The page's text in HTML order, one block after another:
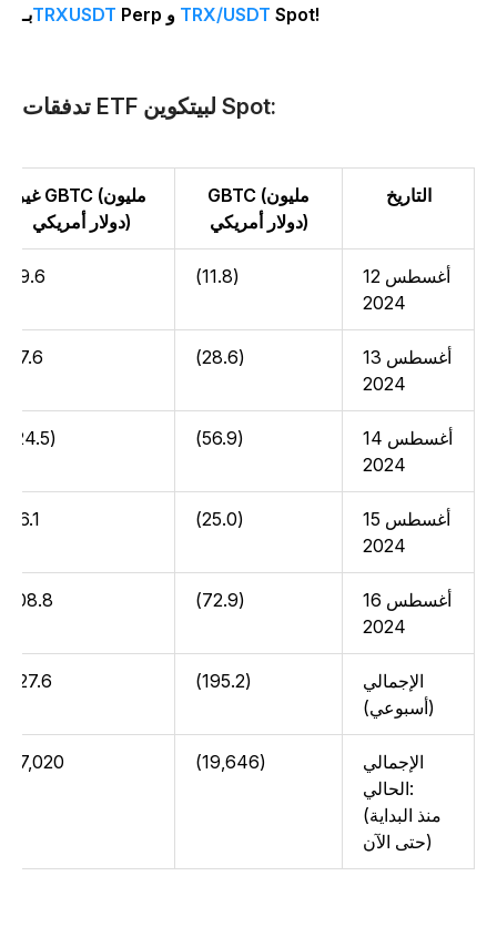
بـTRXUSDT Perp وTRX/USDTSpot!
تدفقات ETF لبيتكوين Spot:
التاريخ
GBTC (مليون
غير GBTC (مليون
12 أغسطس
2024
(11.8)
39.6
13 أغسطس
2024
(28.6)
67.6
14 أغسطس
2024
(56.9)
(24.5)
15 أغسطس
2024
(25.0)
36.1
16 أغسطس
2024
(72.9)
108.8
الإجمالي
(أسبوعي)
(195.2)
227.6
الإجمالي
(منذ البداية
(19,646)
37,020